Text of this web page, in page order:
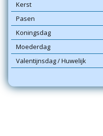
Kerst
Pasen
Koningsdag
Moederdag
Valentijnsdag / Huwelijk